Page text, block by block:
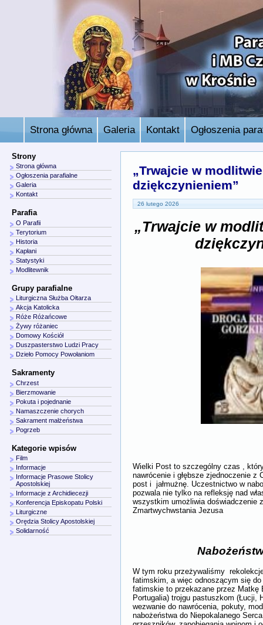
Strona główna Galeria Kontakt Ogłoszenia
„Trwajcie w
dziękczynieniem”
26 lutego 2026
„Trwajcie w
Wielki Post to szczególny czas ,
nawrócenie i głębsze zjednoczenie z
post i jałmużnę. Uczestnictwo w
pozwala nie tylko na refleksję nad
wszystkim umożliwia doświadczenie
Zmartwychwstania Jezusa
Nabożeństwo I
W tym roku przeżywaliśmy
fatimskim, a więc odnoszącym się
fatimskie to przekazane przez Matkę
Portugalia) trojgu pastuszkom (Łucji,
wezwanie do nawrócenia, pokuty,
nabożeństwa do Niepokalanego
Strony
Strona główna
Ogłoszenia parafialne
Galeria
Kontakt
Parafia
O Parafii
Terytorium
Historia
Kapłani
Statystyki
Modlitewnik
Grupy parafialne
Liturgiczna Służba Ołtarza
Akcja Katolicka
Róże Różańcowe
Żywy różaniec
Domowy Kościół
Duszpasterstwo Ludzi Pracy
Dzieło Pomocy Powołaniom
Sakramenty
Chrzest
Bierzmowanie
Pokuta i pojednanie
Namaszczenie chorych
Sakrament małżeństwa
Pogrzeb
Kategorie wpisów
Film
Informacje
Informacje Prasowe Stolicy
Apostolskiej
Informacje z Archidiecezji
Konferencja Episkopatu Polski
Liturgiczne
Orędzia Stolicy Apostolskiej
Solidarność